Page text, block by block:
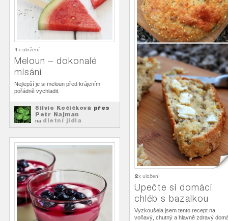
1 x uložení
Meloun – dokonalé
mlsání
Nejlepší je si meloun před krájením
pořádně vychladit.
Silvie Kočičková přes
Petr Najman
na dietní jídla
2x uložení
Upečte si domácí
chléb s bazalkou
Vyzkoušela jsem tento recept na
voňavý, chutný a hlavně zdravý